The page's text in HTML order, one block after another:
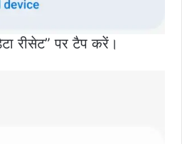
रीसेट” पर टैप करें।